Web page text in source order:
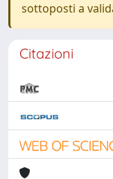
sottoposti a
Citazioni